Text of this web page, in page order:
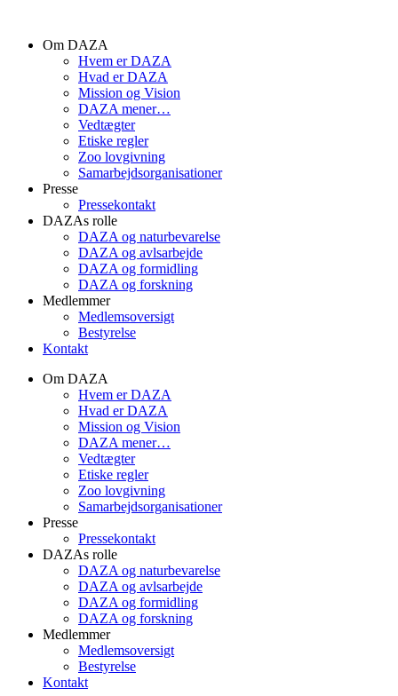
indholdOm DAZA
Hvem er DAZA
Hvad er DAZA
Mission og Vision
DAZA mener…
Vedtægter
Etiske regler
Zoo lovgivning
Samarbejdsorganisationer
Presse
Pressekontakt
DAZAs rolle
DAZA og natur­bevarelse
DAZA og avls­arbejde
DAZA og formidling
DAZA og forskning
Medlemmer
Medlemsoversigt
Bestyrelse
Kontakt
Om DAZA
Hvem er DAZA
Hvad er DAZA
Mission og Vision
DAZA mener…
Vedtægter
Etiske regler
Zoo lovgivning
Samarbejdsorganisationer
Presse
Pressekontakt
DAZAs rolle
DAZA og natur­bevarelse
DAZA og avls­arbejde
DAZA og formidling
DAZA og forskning
Medlemmer
Medlemsoversigt
Bestyrelse
Kontakt